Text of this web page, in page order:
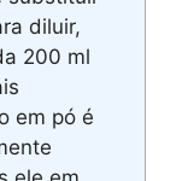
diluir,
200 ml
em pó é